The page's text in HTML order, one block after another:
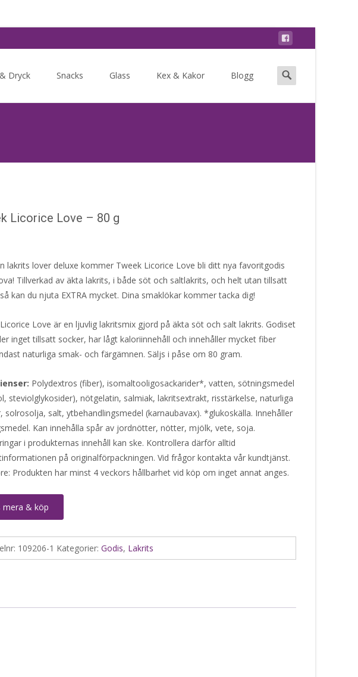
Dryck Snacks Glass Kex & Kakor Blogg
Search
for:
Licorice Love – 80 g
lakrits lover deluxe kommer Tweek Licorice Love bli ditt nya favoritgodis
Tillverkad av äkta lakrits, i både söt och saltlakrits, och helt utan tillsatt
kan du njuta EXTRA mycket. Dina smaklökar kommer tacka dig!
Love är en ljuvlig lakritsmix gjord på äkta söt och salt lakrits. Godiset
inget tillsatt socker, har lågt kaloriinnehåll och innehåller mycket fiber
naturliga smak- och färgämnen. Säljs i påse om 80 gram.
Polydextros (fiber), isomaltooligosackarider*, vatten, sötningsmedel
steviolglykosider), nötgelatin, salmiak, lakritsextrakt, risstärkelse, naturliga
solrosolja, salt, ytbehandlingsmedel (karnaubavax). *glukoskälla. Innehåller
Kan innehålla spår av jordnötter, nötter, mjölk, vete, soja.
i produkternas innehåll kan ske. Kontrollera därför alltid
på originalförpackningen. Vid frågor kontakta vår kundtjänst.
Produkten har minst 4 veckors hållbarhet vid köp om inget annat anges.
mera & köp
109206-1 Kategorier: Godis, Lakrits